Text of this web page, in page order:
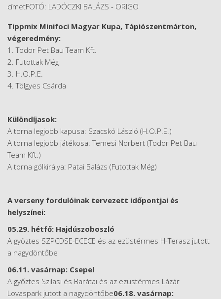
címetFOTÓ: LADÓCZKI BALÁZS - ORIGO
Tippmix Minifoci Magyar Kupa, Tápiószentmárton,
végeredmény:
1. Todor Pet Bau Team Kft.
2. Futottak Még
3. H.O.P.E.
4. Tölgyes Csárda
Különdíjasok:
A torna legjobb kapusa: Szacskó László (H.O.P.E.)
A torna legjobb játékosa: Temesi Norbert (Todor Pet Bau
Team Kft.)
A torna gólkirálya: Patai Balázs (Futottak Még)
A verseny fordulóinak tervezett időpontjai és
helyszínei:
05.29. hétfő: Hajdúszoboszló
A győztes SZPCDSE-ECECE és az ezüstérmes H-Terasz jutott
a nagydöntőbe
06.11. vasárnap: Csepel
A győztes Szilasi és Barátai és az ezüstérmes Lázár
Lovaspark jutott a nagydöntőbe06.18. vasárnap: